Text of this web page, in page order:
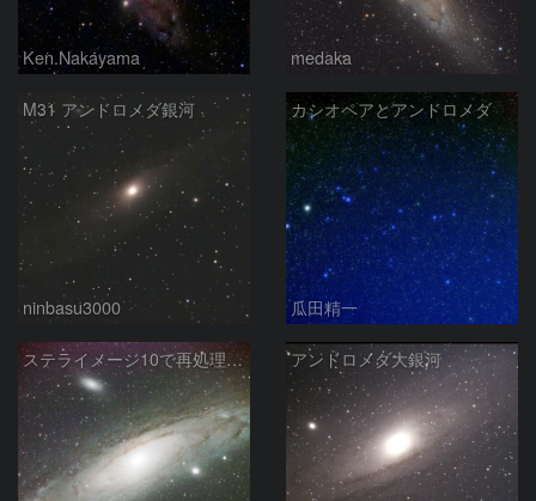
Ken.Nakayama medaka
M31 アンドロメダ銀河
ninbasu3000
カシオペアとアンドロメダ
瓜田精一
ステライメージ10で再処理したM31 アンドロメダ大銀河